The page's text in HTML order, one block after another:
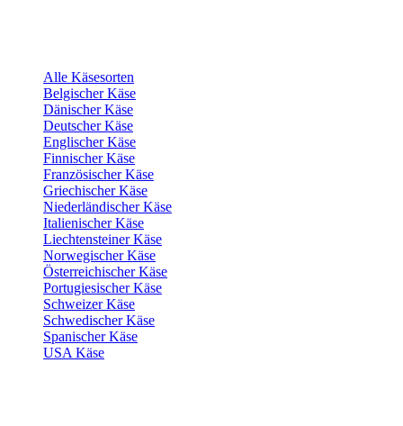
Alle Käsesorten
Belgischer Käse
Dänischer Käse
Deutscher Käse
Englischer Käse
Finnischer Käse
Französischer Käse
Griechischer Käse
Niederländischer Käse
Italienischer Käse
Liechtensteiner Käse
Norwegischer Käse
Österreichischer Käse
Portugiesischer Käse
Schweizer Käse
Schwedischer Käse
Spanischer Käse
USA Käse